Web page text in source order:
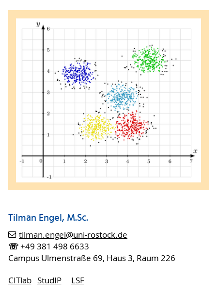
Tilman Engel, M.Sc.
tilman.engel@uni-rostock.de
☏+49 381 498 6633
Campus Ulmenstraße 69, Haus 3, Raum 226
CITlab StudIP LSF